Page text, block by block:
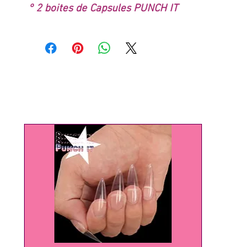
° 2 boites de Capsules PUNCH IT